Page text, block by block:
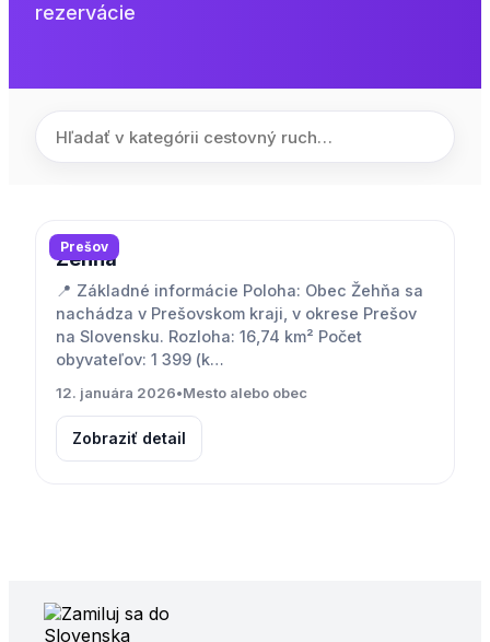
rezervácie
Prešov
Žehňa
📍 Základné informácie Poloha: Obec Žehňa sa
nachádza v Prešovskom kraji, v okrese Prešov
na Slovensku. Rozloha: 16,74 km² Počet
obyvateľov: 1 399 (k…
12. januára 2026•Mesto alebo obec
Zobraziť detail